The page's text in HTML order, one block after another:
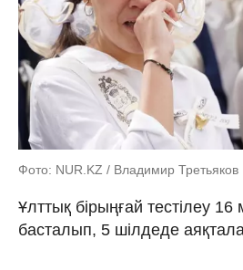
Фото: NUR.KZ / Владимир Третьяков
Ұлттық бірыңғай тестілеу
басталып, 5 шілдеде